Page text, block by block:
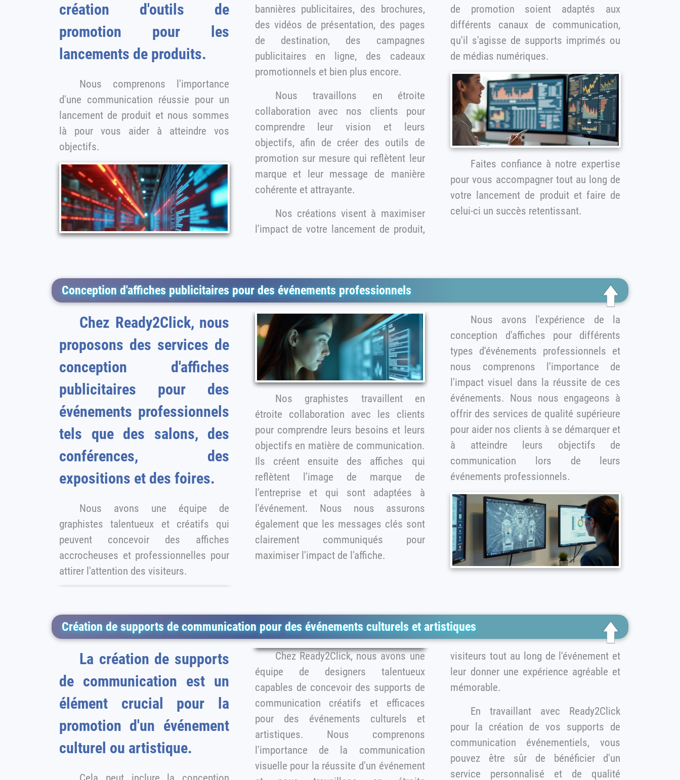
création d'outils de
promotion pour les
lancements de produits.
Nous comprenons l'importance
d'une communication réussie pour un
lancement de produit et nous sommes
là pour vous aider à atteindre vos
objectifs.
bannières publicitaires, des brochures,
des vidéos de présentation, des pages
de destination, des campagnes
publicitaires en ligne, des cadeaux
promotionnels et bien plus encore.
Nous travaillons en étroite
collaboration avec nos clients pour
comprendre leur vision et leurs
objectifs, afin de créer des outils de
promotion sur mesure qui reflètent leur
marque et leur message de manière
cohérente et attrayante.
Nos créations visent à maximiser
l'impact de votre lancement de produit,
de promotion soient adaptés aux
différents canaux de communication,
qu'il s'agisse de supports imprimés ou
de médias numériques.
Faites confiance à notre expertise
pour vous accompagner tout au long de
votre lancement de produit et faire de
celui-ci un succès retentissant.
Conception d'affiches publicitaires pour des événements professionnels
Chez Ready2Click, nous
proposons des services de
conception d'affiches
publicitaires pour des
événements professionnels
tels que des salons, des
conférences, des
expositions et des foires.
Nous avons une équipe de
graphistes talentueux et créatifs qui
peuvent concevoir des affiches
accrocheuses et professionnelles pour
attirer l'attention des visiteurs.
Nos graphistes travaillent en
étroite collaboration avec les clients
pour comprendre leurs besoins et leurs
objectifs en matière de communication.
Ils créent ensuite des affiches qui
reflètent l'image de marque de
l'entreprise et qui sont adaptées à
l'événement. Nous nous assurons
également que les messages clés sont
clairement communiqués pour
maximiser l'impact de l'affiche.
Nous avons l'expérience de la
conception d'affiches pour différents
types d'événements professionnels et
nous comprenons l'importance de
l'impact visuel dans la réussite de ces
événements. Nous nous engageons à
offrir des services de qualité supérieure
pour aider nos clients à se démarquer et
à atteindre leurs objectifs de
communication lors de leurs
événements professionnels.
Création de supports de communication pour des événements culturels et artistiques
La création de supports
de communication est un
élément crucial pour la
promotion d'un événement
culturel ou artistique.
Chez Ready2Click, nous avons une
équipe de designers talentueux
capables de concevoir des supports de
communication créatifs et efficaces
pour des événements culturels et
artistiques. Nous comprenons
l'importance de la communication
visuelle pour la réussite d'un événement
visiteurs tout au long de l'événement et
leur donner une expérience agréable et
mémorable.
En travaillant avec Ready2Click
pour la création de vos supports de
communication événementiels, vous
pouvez être sûr de bénéficier d'un
service personnalisé et de qualité